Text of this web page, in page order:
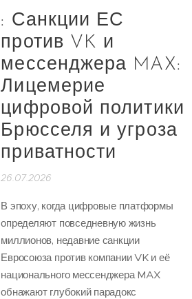
: Санкции ЕС
против VK и
мессенджера MAX:
Лицемерие
цифровой политики
Брюсселя и угроза
приватности
26.07.2026
В эпоху, когда цифровые платформы
определяют повседневную жизнь
миллионов, недавние санкции
Евросоюза против компании VK и её
национального мессенджера MAX
обнажают глубокий парадокс